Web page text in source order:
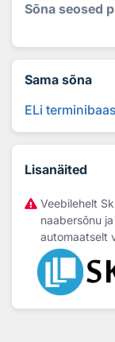
Sõna seosed
Sama sõna
ELi
Lisanäited
Veebilehelt
naabersõnu
automaatselt